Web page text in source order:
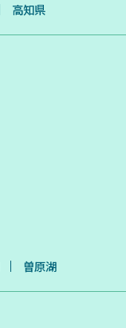
高知県
曽原湖